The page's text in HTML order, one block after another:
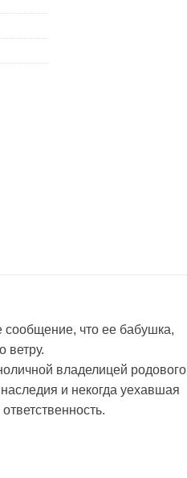
сообщение, что ее бабушка,
ветру.
владелицей родового
и некогда уехавшая